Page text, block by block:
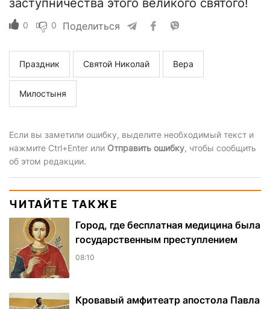
заступничества этого великого святого!
0 0 Поделиться
Праздник Святой Николай Вера
Милостыня
Если вы заметили ошибку, выделите необходимый текст и
нажмите Ctrl+Enter или Отправить ошибку, чтобы сообщить
об этом редакции.
ЧИТАЙТЕ ТАКЖЕ
Город, где бесплатная медицина была
государственным преступлением
08:10
​Кровавый амфитеатр апостола Павла